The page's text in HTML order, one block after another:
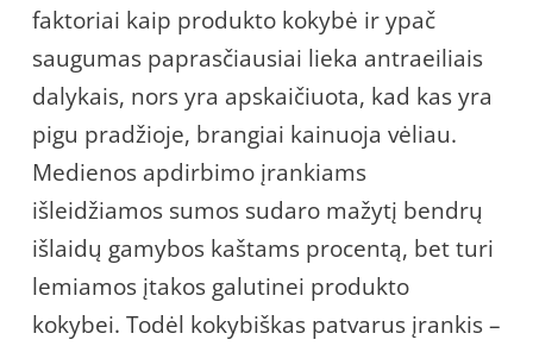
faktoriai kaip produkto kokybė ir ypač
saugumas paprasčiausiai lieka antraeiliais
dalykais, nors yra apskaičiuota, kad kas yra
pigu pradžioje, brangiai kainuoja vėliau.
Medienos apdirbimo įrankiams
išleidžiamos sumos sudaro mažytį bendrų
išlaidų gamybos kaštams procentą, bet turi
lemiamos įtakos galutinei produkto
kokybei. Todėl kokybiškas patvarus įrankis –